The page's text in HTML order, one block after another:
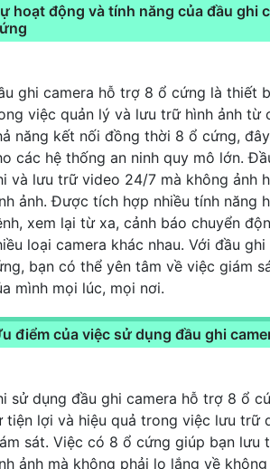
hoạt động và tính năng của đầu ghi
ghi camera hỗ trợ 8 ổ cứng là thiết
việc quản lý và lưu trữ hình ảnh từ
năng kết nối đồng thời 8 ổ cứng,
các hệ thống an ninh quy mô lớn.
và lưu trữ video 24/7 mà không ảnh
ảnh. Được tích hợp nhiều tính năng
xem lại từ xa, cảnh báo chuyển
loại camera khác nhau. Với đầu
bạn có thể yên tâm về việc giám
mình mọi lúc, mọi nơi.
điểm của việc sử dụng đầu ghi
sử dụng đầu ghi camera hỗ trợ 8 ổ
tiện lợi và hiệu quả trong việc lưu trữ
sát. Việc có 8 ổ cứng giúp bạn lưu
ảnh mà không phải lo lắng về